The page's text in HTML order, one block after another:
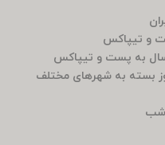
و تیپاکس
بسته به شهرهای مختلف